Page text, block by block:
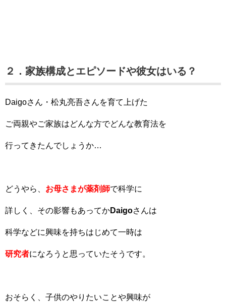
２．家族構成とエピソードや彼女はいる？
Daigoさん・松丸亮吾さんを育て上げた
ご両親やご家族はどんな方でどんな教育法を
行ってきたんでしょうか…
どうやら、 お母さまが薬剤師で科学に
詳しく、その影響もあってかDaigoさんは
科学などに興味を持ちはじめて一時は
研究者になろうと思っていたそうです。
おそらく、子供のやりたいことや興味が